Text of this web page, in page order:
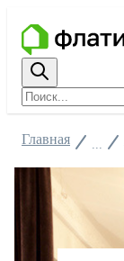
Главная